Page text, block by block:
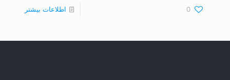
0 اطلاعات بیشتر